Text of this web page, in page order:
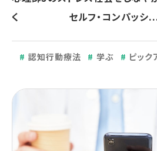
く セルフ・コンパッシ
認知行動療法 学ぶ ピック